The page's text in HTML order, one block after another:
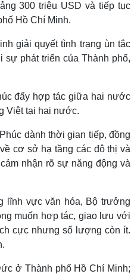
300 triệu USD và tiếp tục
Hồ Chí Minh.
giải quyết tình trạng ùn tắc
phát triển của Thành phố,
đẩy hợp tác giữa hai nước
Việt tại hai nước.
dành thời gian tiếp, đồng
cơ sở hạ tầng các đô thị và
nhận rõ sự năng động và
lĩnh vực văn hóa, Bộ trưởng
muốn hợp tác, giao lưu với
cực nhưng số lượng còn ít.
ở Thành phố Hồ Chí Minh;